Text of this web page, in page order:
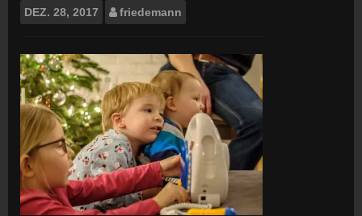
DEZ. 28, 2017 friedemann